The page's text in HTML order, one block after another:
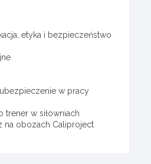
etyka i bezpieczeństwo
w pracy
trener w siłowniach
na obozach Caliproject